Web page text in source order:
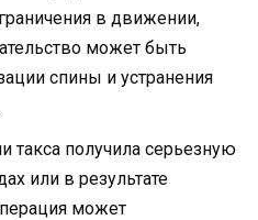
в движении,
может быть
спины и устранения
такса получила серьезную
или в результате
может